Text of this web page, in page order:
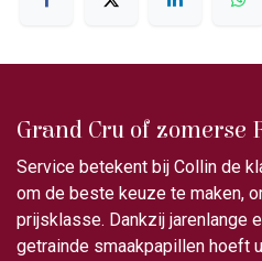
Grand Cru of zomerse
Service betekent bij Collin de
om de beste keuze te maken,
prijsklasse. Dankzij jarenlange
getrainde smaakpapillen hoeft